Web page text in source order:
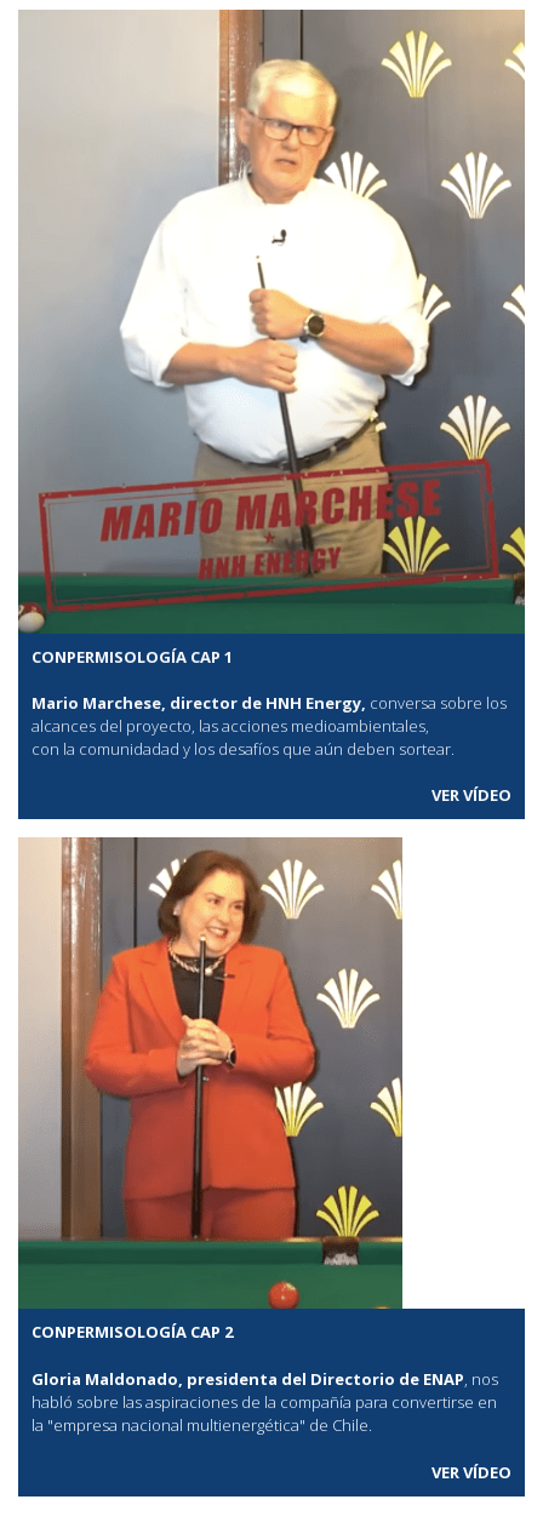
CONPERMISOLOGÍA CAP 1
Mario Marchese, director de HNH Energy, conversa sobre los
alcances del proyecto, las acciones medioambientales,
con la comunidadad y los desafíos que aún deben sortear.
VER VÍDEO
CONPERMISOLOGÍA CAP 2
Gloria Maldonado, presidenta del Directorio de ENAP, nos
habló sobre las aspiraciones de la compañía para convertirse en
la "empresa nacional multienergética" de Chile.
VER VÍDEO